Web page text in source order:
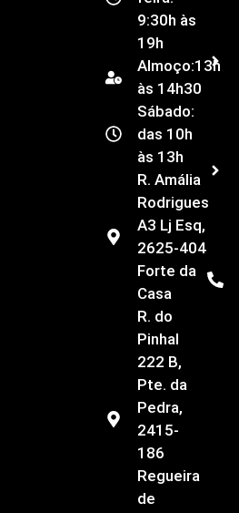
9:30h às
19h
Almoço:13h
às 14h30
Sábado:
das 10h
às 13h
R. Amália
Rodrigues
A3 Lj Esq,
2625-404
Forte da
Casa
R. do
Pinhal
222 B,
Pte. da
Pedra,
2415-
186
Regueira
de